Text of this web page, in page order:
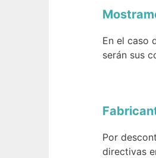
En el caso
serán sus
Por
directivas